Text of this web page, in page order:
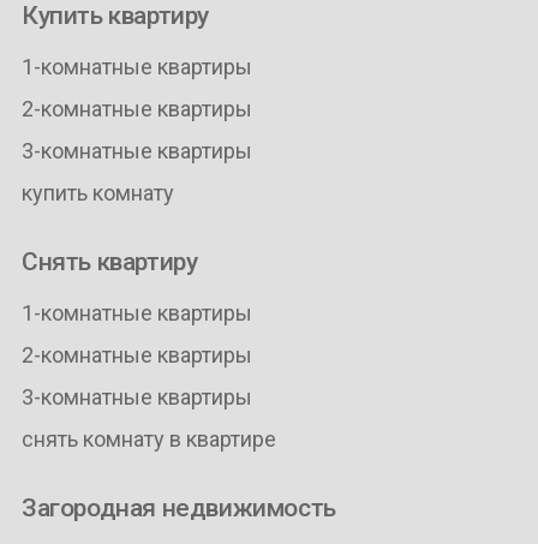
Купить квартиру
1-комнатные квартиры
2-комнатные квартиры
3-комнатные квартиры
купить комнату
Снять квартиру
1-комнатные квартиры
2-комнатные квартиры
3-комнатные квартиры
снять комнату в квартире
Загородная недвижимость